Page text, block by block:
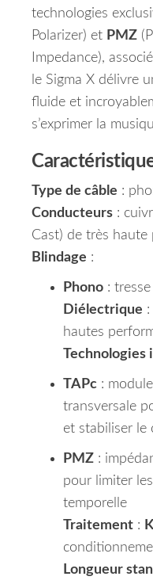
technologies
Polarizer) et PMZ
Impedance),
le Sigma X délivre
fluide et
s’exprimer la
Type de câble :
Conducteurs :
Cast) de très haute
Blindage :
Phono :
Diélectrique
hautes
Technologies
TAPc :
transversale
et stabiliser le
PMZ :
pour limiter
temporelle
Traitement :
Longueur